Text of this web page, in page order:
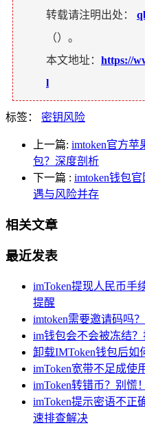
转载请注明出处：
（）。
本文地址： https://
l
标签： 密钥风险
上一篇: imtoken官方苹
包？深度剖析
下一篇 : imtoken钱包
遇与风险并存
相关文章
最近发表
imToken提现人民币手
提醒
imtoken需要邀请码吗
im钱包会不会被冻结
卸载IMToken钱包后如
imToken宽带不足成使
imToken转错币？别慌
imToken提示密语不正
速排查解决